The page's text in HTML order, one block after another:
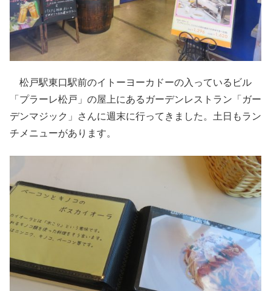
松戸駅東口駅前のイトーヨーカドーの入っているビル
「プラーレ松戸」の屋上にあるガーデンレストラン「ガー
デンマジック」さんに週末に行ってきました。土日もラン
チメニューがあります。